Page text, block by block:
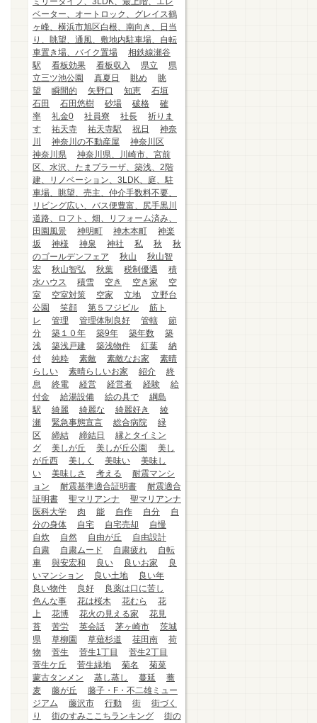
ベーター、オートロック、グレイス鶴
ヶ峰、横浜市旭区白根、南向き、日当
り、眺望、通風、敷地内駐車場、自転
車置き場、バイク置場
相鉄線瀬谷
駅
看板効果 看板収入 県立
県
立三ツ池公園
真夏日 眺め
眺
望
瞬間的 矢野口 知恵
石垣
石田
石田悠樹 砂場 破格
確
率
礼金0 社員寮 社長
祈りま
す
祐天寺 祐天寺駅 祝日
神奈
川
神奈川の不動産屋
神奈川区
神奈川県
神奈川県、川崎市、宮前
区、水沢、たまプラーザ、築浅、2階
建、リノベーション、3LDK、庭、駐
車場、眺望、売主、仲介手数料不要、
リビング広い、バス便豊富、尻手黒川
道路、ロフト、畑、リフォーム済み、
田園風景
神明町 神木本町
神楽
坂
神様 神泉 神社 私 秋
秋
のゴールデンフェア
秋山
秋山智
宏
秋山智弘 秋葉 税制優遇
積
水ハウス
積雪 空き 空き家
空
室
空室対策 空家 立地
立野台
公園
笑顔 第５フジビル
筋ト
レ
管理 管理体制良好 管轄
節
分
築１０年 築9年 築年数
築
浅
築浅戸建 築浅物件 紅葉
納
付
純粋 素敵 素敵なお家
素晴
らしい
素晴らしいお家 紹介
終
息
終電 経営 経営者 経験
給
付金
給湯設備 絵の具で
綱島
駅
綺麗 綺麗な 綺麗好き
綾
瀬
緊急事態宣言 総合病院
緑
区
締結 締結日
縁とタイミン
グ
美しが丘 美しが丘公園
美し
が丘西
美しく 美味い
美味し
い
美味しさ 考える
耐震マンシ
ョン
耐震基準適合証明書
耐震適合
証明書
聖マリアンナ
聖マリアンナ
医科大学
肉 能 自作 自分
自
分の身体
自宅 自宅売却
自慢
自炊
自然 自由が丘
自由設計
自粛
自粛ムード 自粛疲れ
自転
車
與安宏和 良い 良いお家
良
いマンション
良い土地
良い年
良い物件
良好
良薬は口に苦し
色んな事
花は桜木 花むら
花
上
花博 花火の見える家
花見
苔
苦労 英会話 茅ヶ崎市
茨城
県
草柳園 草薙杉道 荏田南
荷
物
菅生 菅生1丁目
菅生2丁目
菅生ケ丘
菅生緑地 菊名
菊菜
蒙古タンメン
蒸し蒸し 蔓延
蕎
麦
藤が丘
藤子・F・不二雄ミュー
ジアム
藤沢市 行動 街
街づく
り
街のすみここちランキング
街の